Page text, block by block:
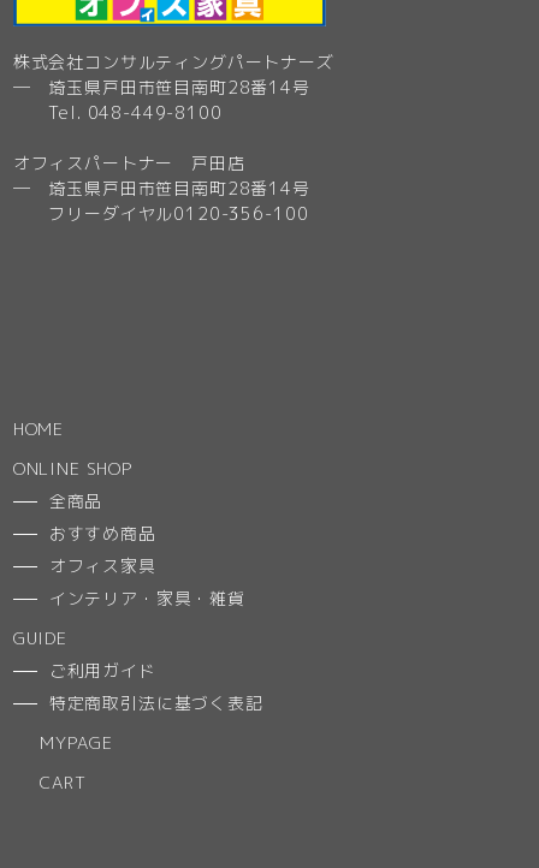
株式会社コンサルティングパートナーズ
─ 埼玉県戸田市笹目南町28番14号
Tel. 048-449-8100
オフィスパートナー 戸田店
─ 埼玉県戸田市笹目南町28番14号
フリーダイヤル0120-356-100
HOME
ONLINE SHOP
全商品
おすすめ商品
オフィス家具
インテリア・家具・雑貨
GUIDE
ご利用ガイド
特定商取引法に基づく表記
MYPAGE
CART